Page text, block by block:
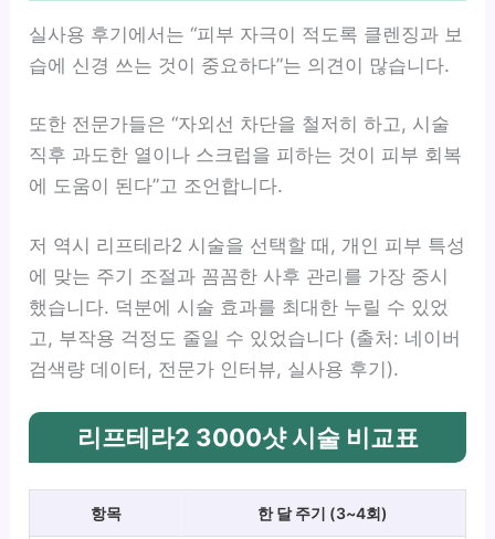
실사용 후기에서는 “피부 자극이 적도록 클렌징과 보
습에 신경 쓰는 것이 중요하다”는 의견이 많습니다.
또한 전문가들은 “자외선 차단을 철저히 하고, 시술
직후 과도한 열이나 스크럽을 피하는 것이 피부 회복
에 도움이 된다”고 조언합니다.
저 역시 리프테라2 시술을 선택할 때, 개인 피부 특성
에 맞는 주기 조절과 꼼꼼한 사후 관리를 가장 중시
했습니다. 덕분에 시술 효과를 최대한 누릴 수 있었
고, 부작용 걱정도 줄일 수 있었습니다 (출처: 네이버
검색량 데이터, 전문가 인터뷰, 실사용 후기).
리프테라2 3000샷 시술 비교표
항목 한 달 주기 (3~4회)